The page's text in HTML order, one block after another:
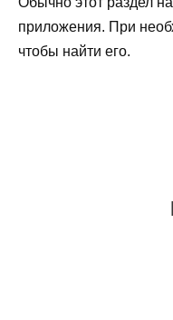
приложения. При
чтобы найти его.